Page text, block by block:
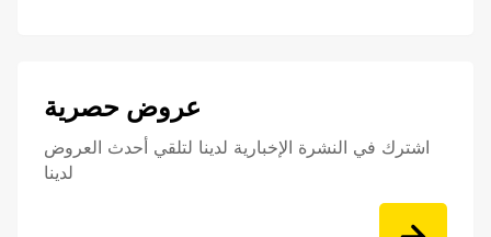
عروض حصرية
اشترك في النشرة الإخبارية لدينا لتلقي أحدث العروض
لدينا